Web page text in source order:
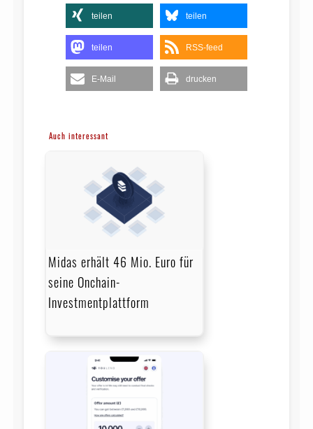
teilen teilen
teilen RSS-feed
E-Mail drucken
Auch interessant
Midas erhält 46 Mio. Euro für
seine Onchain-
Investmentplattform